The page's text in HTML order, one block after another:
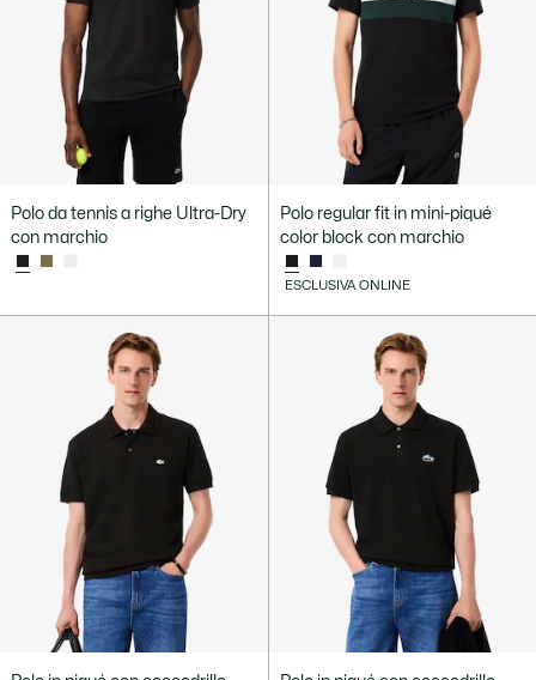
Polo da tennis a righe Ultra-Dry
con marchio
Polo regular fit in mini-piqué
color block con marchio
ESCLUSIVA ONLINE